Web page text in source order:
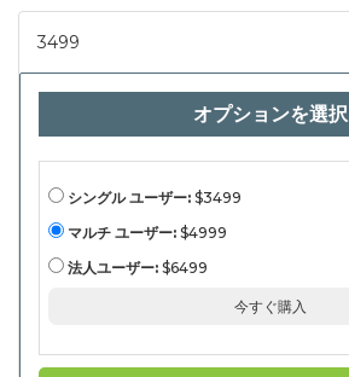
照明シ
ム、モ
ー、ス
トレー
アプリ
ョン
＆シネ
産、企
業ビデ
育コン
3499
オプションを選択
シングル ユーザー: $3499
マルチ ユーザー: $4999
法人ユーザー: $6499
今すぐ購入